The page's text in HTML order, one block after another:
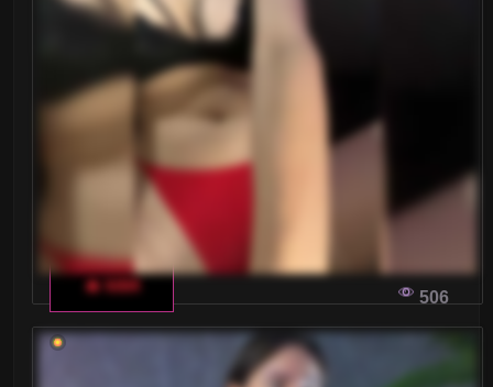
🔥 kiti4
506